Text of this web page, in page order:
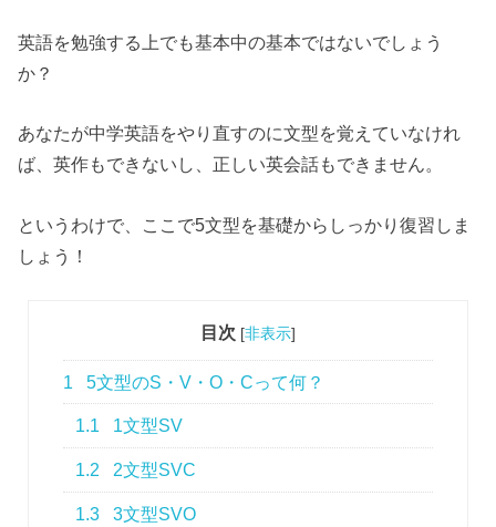
英語を勉強する上でも基本中の基本ではないでしょう
か？
あなたが中学英語をやり直すのに文型を覚えていなけれ
ば、英作もできないし、正しい英会話もできません。
というわけで、ここで5文型を基礎からしっかり復習しま
しょう！
目次 [非表示]
1 5文型のS・V・O・Cって何？
1.1 1文型SV
1.2 2文型SVC
1.3 3文型SVO